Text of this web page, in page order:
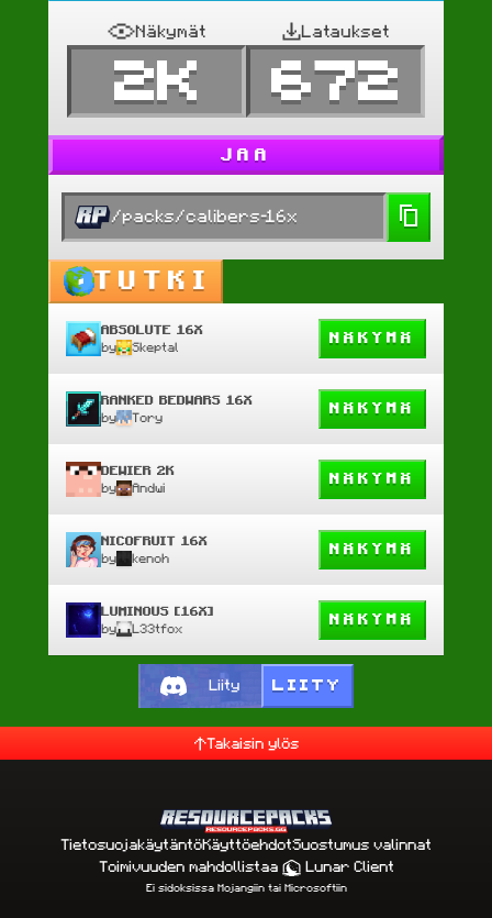
Näkymät
2K
Lataukset
672
JAA
/packs/calibers-16x
TUTKI
ABSOLUTE 16X
by Skeptal
NÄKYMÄ
RANKED BEDWARS 16X
by Tory
NÄKYMÄ
DEWIER 2K
by Andwi
NÄKYMÄ
NICOFRUIT 16X
by kenoh
NÄKYMÄ
LUMINOUS [16X]
by L33tfox
NÄKYMÄ
Liity LIITY
Takaisin ylös
TietosuojakäytäntöKäyttöehdotSuostumus valinnat
Toimivuuden mahdollistaa
Lunar Client
Ei sidoksissa Mojangiin tai Microsoftiin